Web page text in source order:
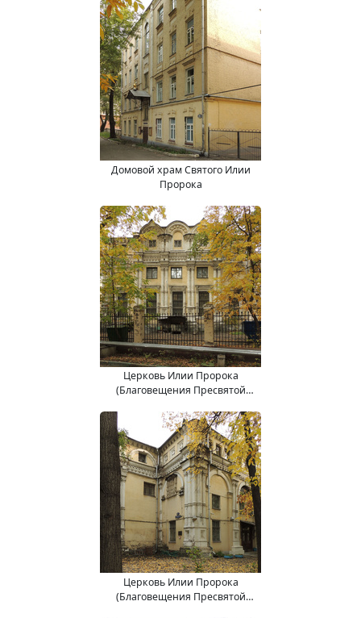
Домовой храм Святого Илии
Пророка
Церковь Илии Пророка
(Благовещения Пресвятой
Поле.
Церковь Илии Пророка
(Благовещения Пресвятой